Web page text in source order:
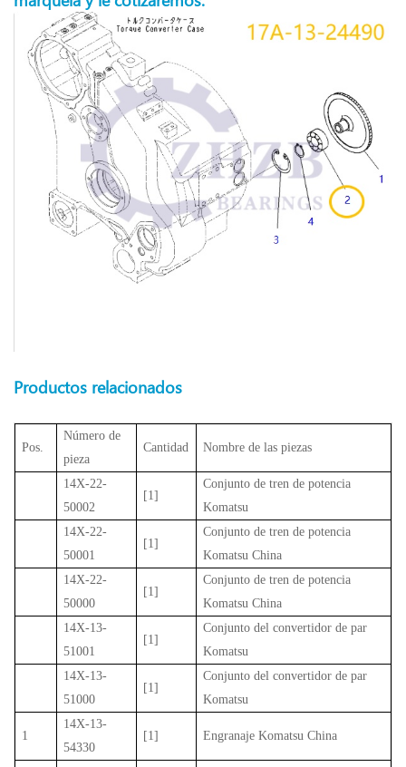
Productos relacionados
Pos.
Número de
pieza
Cantidad Nombre de las piezas
14X-22-
50002
[1]
Conjunto de tren de potencia
Komatsu
14X-22-
50001
[1]
Conjunto de tren de potencia
Komatsu China
14X-22-
50000
[1]
Conjunto de tren de potencia
Komatsu China
14X-13-
51001
[1]
Conjunto del convertidor de par
Komatsu
14X-13-
51000
[1]
Conjunto del convertidor de par
Komatsu
1
14X-13-
54330
[1] Engranaje Komatsu China